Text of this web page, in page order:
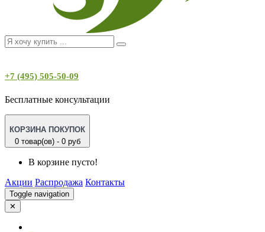
+7 (495) 505-50-09
Бесплатные консультации
КОРЗИНА ПОКУПОК
0 товар(ов) - 0 руб
В корзине пусто!
Акции Распродажа Контакты
Toggle navigation
✕